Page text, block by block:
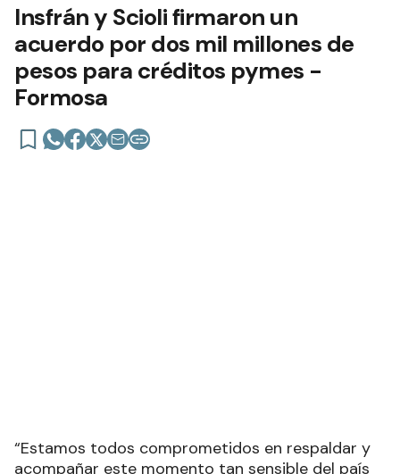
Insfrán y Scioli firmaron un
acuerdo por dos mil millones de
pesos para créditos pymes -
Formosa